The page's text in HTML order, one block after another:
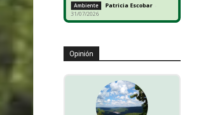
Ambiente Patricia Escobar -
31/07/2026
Opinión